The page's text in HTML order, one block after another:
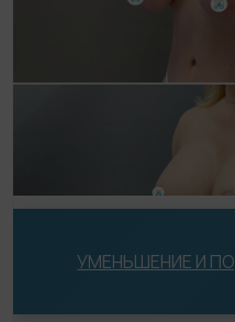
УМЕНЬШЕНИЕ И